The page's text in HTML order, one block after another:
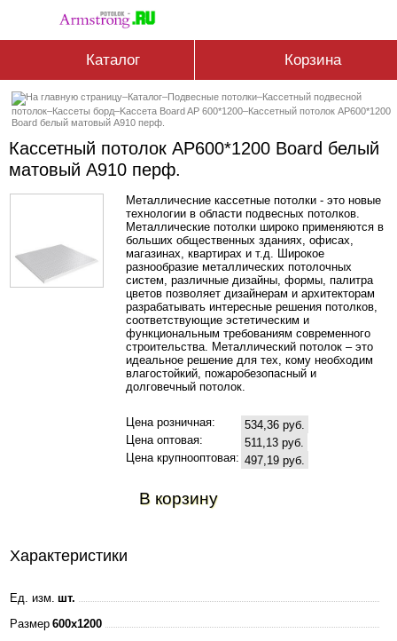
Каталог Корзина
–Каталог–Подвесные потолки–Кассетный подвесной
потолок–Кассеты борд–Kассета Board AP 600*1200–Кассетный потолок AP600*1200
Board белый матовый А910 перф.
Кассетный потолок AP600*1200 Board белый
матовый А910 перф.
Металличесние кассетные потолки - это новые
технологии в области подвесных потолков.
Металлические потолки широко применяются в
больших общественных зданиях, офисах,
магазинах, квартирах и т.д. Широкое
разнообразие металлических потолочных
систем, различные дизайны, формы, палитра
цветов позволяет дизайнерам и архитекторам
разрабатывать интересные решения потолков,
соответствующие эстетическим и
функциональным требованиям современного
строительства. Металлический потолок – это
идеальное решение для тех, кому необходим
влагостойкий, пожаробезопасный и
долговечный потолок.
Цена розничная:
534,36 руб.
Цена оптовая:
511,13 руб.
Цена крупнооптовая: 497,19 руб.
В корзину
Характеристики
Ед. изм. шт.
Размер 600x1200